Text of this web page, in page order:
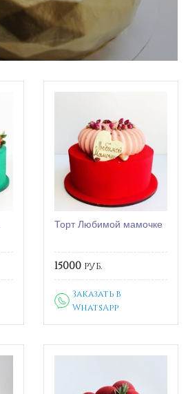
Торт Любимой мамочке
15000 руб.
Заказать в
WhatsApp